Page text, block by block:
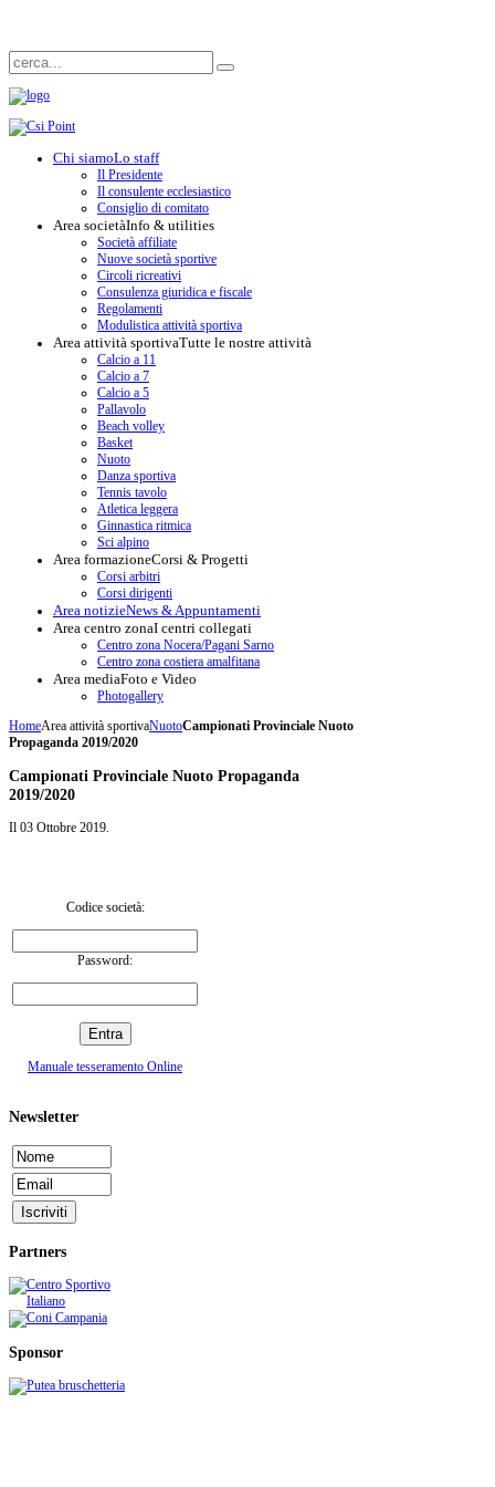
Chi siamoLo staff
Il Presidente
Il consulente ecclesiastico
Consiglio di comitato
Area societàInfo & utilities
Società affiliate
Nuove società sportive
Circoli ricreativi
Consulenza giuridica e fiscale
Regolamenti
Modulistica attività sportiva
Area attività sportivaTutte le nostre attività
Calcio a 11
Calcio a 7
Calcio a 5
Pallavolo
Beach volley
Basket
Nuoto
Danza sportiva
Tennis tavolo
Atletica leggera
Ginnastica ritmica
Sci alpino
Area formazioneCorsi & Progetti
Corsi arbitri
Corsi dirigenti
Area notizieNews & Appuntamenti
Area centro zonaI centri collegati
Centro zona Nocera/Pagani Sarno
Centro zona costiera amalfitana
Area mediaFoto e Video
Photogallery
HomeArea attività sportivaNuotoCampionati Provinciale Nuoto
Propaganda 2019/2020
Campionati Provinciale Nuoto Propaganda
2019/2020
Il 03 Ottobre 2019.
Codice società:
Password:
Manuale tesseramento Online
Newsletter
Partners
Sponsor